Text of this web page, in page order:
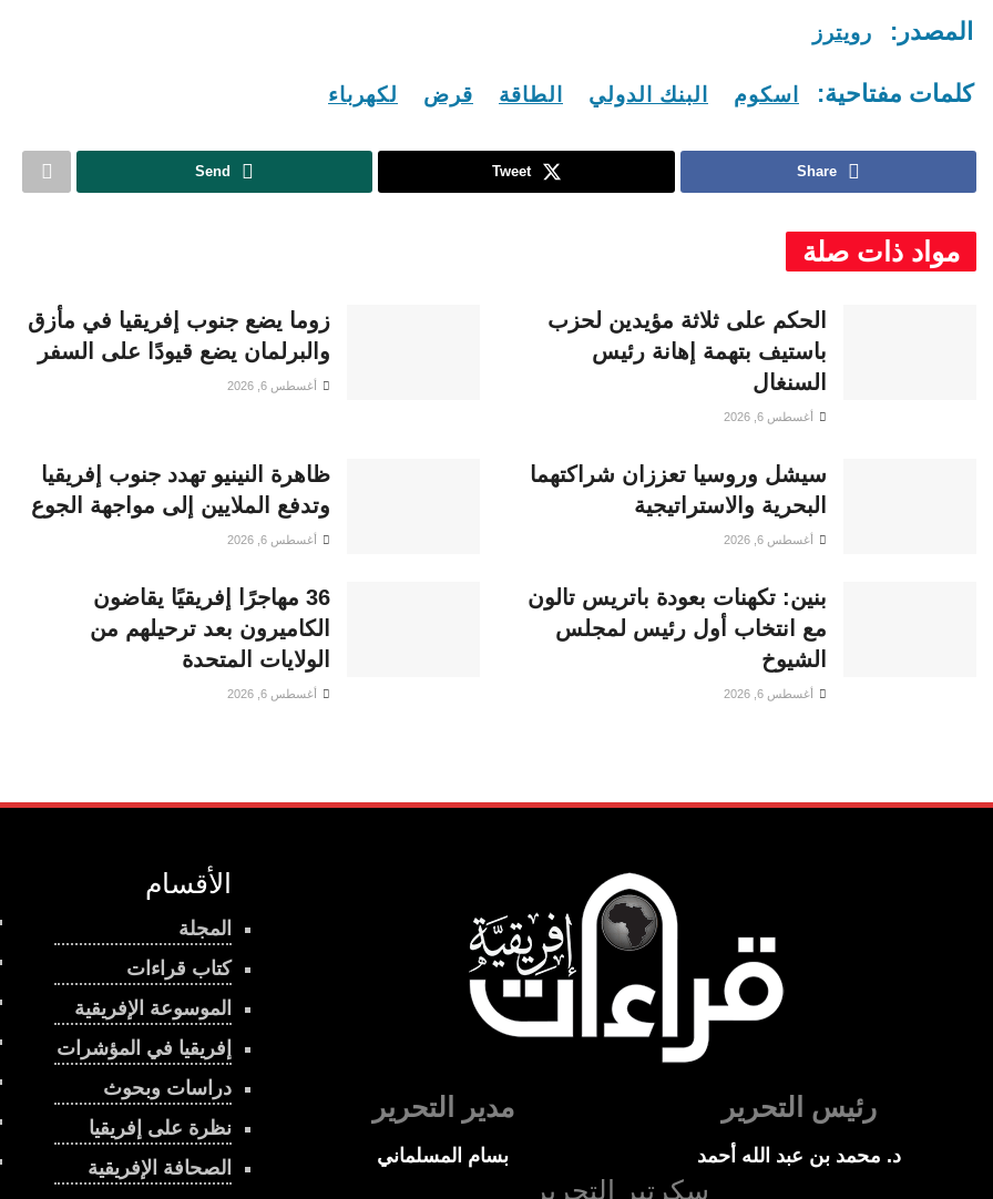
المصدر: رويترز
كلمات مفتاحية: اسكوم البنك الدولي الطاقة قرض لكهرباء
Share
Tweet
Send
مواد ذات صلة
الحكم على ثلاثة مؤيدين لحزب
باستيف بتهمة إهانة رئيس
السنغال
أغسطس 6, 2026
زوما يضع جنوب إفريقيا في مأزق
والبرلمان يضع قيودًا على السفر
أغسطس 6, 2026
سيشل وروسيا تعززان شراكتهما
البحرية والاستراتيجية
أغسطس 6, 2026
ظاهرة النينيو تهدد جنوب إفريقيا
وتدفع الملايين إلى مواجهة الجوع
أغسطس 6, 2026
بنين: تكهنات بعودة باتريس تالون
مع انتخاب أول رئيس لمجلس
الشيوخ
أغسطس 6, 2026
36 مهاجرًا إفريقيًا يقاضون
الكاميرون بعد ترحيلهم من
الولايات المتحدة
أغسطس 6, 2026
الأقسام
المجلة
كتاب قراءات
الموسوعة الإفريقية
إفريقيا في المؤشرات
دراسات وبحوث
نظرة على إفريقيا
الصحافة الإفريقية
رئيس التحرير
د. محمد بن عبد الله أحمد
مدير التحرير
بسام المسلماني
سكرتير التحرير